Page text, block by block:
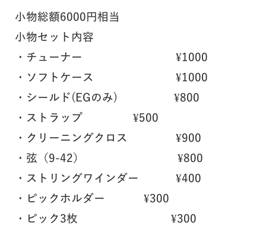
小物総額6000円相当
小物セット内容
・チューナー ¥1000
・ソフトケース ¥1000
・シールド(EGのみ) ¥800
・ストラップ ¥500
・クリーニングクロス ¥900
・弦（9-42） ¥800
・ストリングワインダー ¥400
・ピックホルダー ¥300
・ピック3枚 ¥300